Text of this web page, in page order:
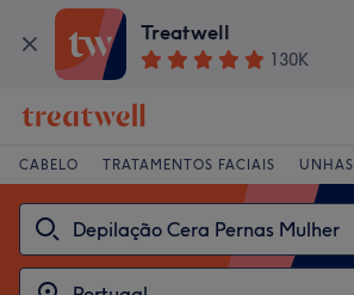
Treatwell
130K
CABELO TRATAMENTOS FACIAIS UNHAS